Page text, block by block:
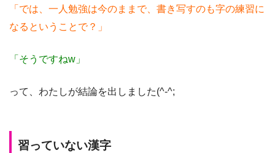
「では、一人勉強は今のままで、書き写すのも字の練習に
なるということで？」
「そうですねw」
って、わたしが結論を出しました(^-^;
習っていない漢字